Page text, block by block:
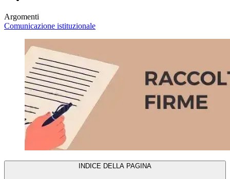
Argomenti
Comunicazione istituzionale
INDICE DELLA PAGINA